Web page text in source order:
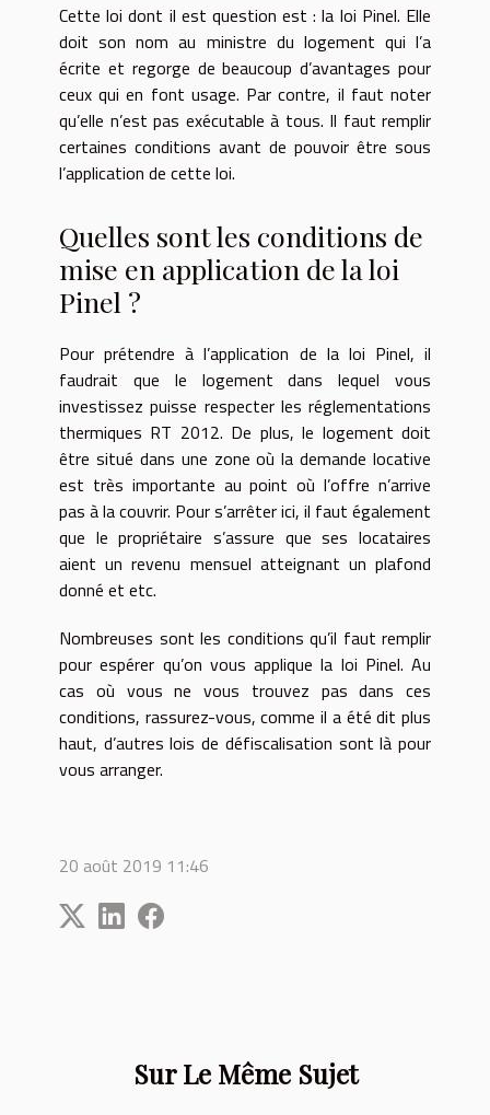
Cette loi dont il est question est : la loi Pinel. Elle
doit son nom au ministre du logement qui l’a
écrite et regorge de beaucoup d’avantages pour
ceux qui en font usage. Par contre, il faut noter
qu’elle n’est pas exécutable à tous. Il faut remplir
certaines conditions avant de pouvoir être sous
l’application de cette loi.
Quelles sont les conditions de
mise en application de la loi
Pinel ?
Pour prétendre à l’application de la loi Pinel, il
faudrait que le logement dans lequel vous
investissez puisse respecter les réglementations
thermiques RT 2012. De plus, le logement doit
être situé dans une zone où la demande locative
est très importante au point où l’offre n’arrive
pas à la couvrir. Pour s’arrêter ici, il faut également
que le propriétaire s’assure que ses locataires
aient un revenu mensuel atteignant un plafond
donné et etc.
Nombreuses sont les conditions qu’il faut remplir
pour espérer qu’on vous applique la loi Pinel. Au
cas où vous ne vous trouvez pas dans ces
conditions, rassurez-vous, comme il a été dit plus
haut, d’autres lois de défiscalisation sont là pour
vous arranger.
20 août 2019 11:46
Sur Le Même Sujet